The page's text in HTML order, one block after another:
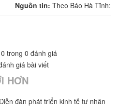
Nguồn tin: Theo Báo Hà Tĩnh:
trong 0 đánh giá
giá bài viết
HƠN
đàn phát triển kinh tế tư nhân